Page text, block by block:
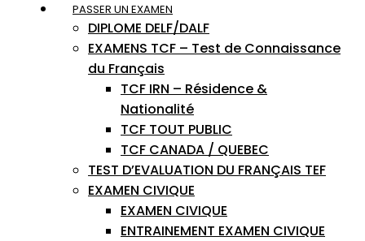
PASSER UN EXAMEN
DIPLOME DELF/DALF
EXAMENS TCF – Test de Connaissance
du Français
TCF IRN – Résidence &
Nationalité
TCF TOUT PUBLIC
TCF CANADA / QUEBEC
TEST D’EVALUATION DU FRANÇAIS TEF
EXAMEN CIVIQUE
EXAMEN CIVIQUE
ENTRAINEMENT EXAMEN CIVIQUE